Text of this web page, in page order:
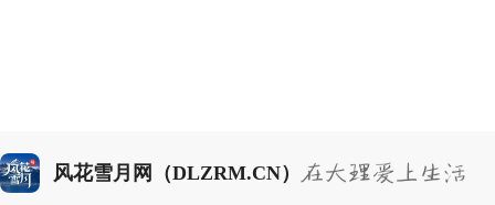
风花雪月网（DLZRM.CN）